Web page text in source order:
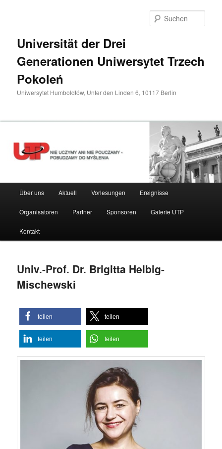
Universität der Drei
Generationen Uniwersytet Trzech
Pokoleń
Uniwersytet Humboldtów, Unter den Linden 6, 10117 Berlin
HauptmenüÜber uns Aktuell Vorlesungen Ereignisse
Organisatoren Partner Sponsoren Galerie UTP
Kontakt
Univ.-Prof. Dr. Brigitta Helbig-
Mischewski
teilen teilen
teilen teilen